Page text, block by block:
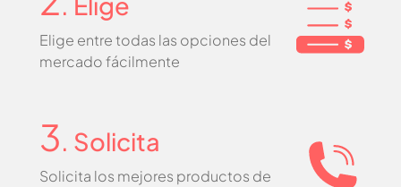
Elige entre todas las opciones del
mercado fácilmente
3. Solicita
Solicita los mejores productos de